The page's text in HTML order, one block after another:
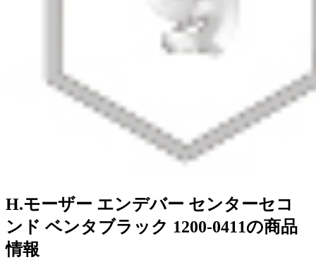
H.モーザー エンデバー センターセコ
ンド ベンタブラック 1200-0411の商品
情報